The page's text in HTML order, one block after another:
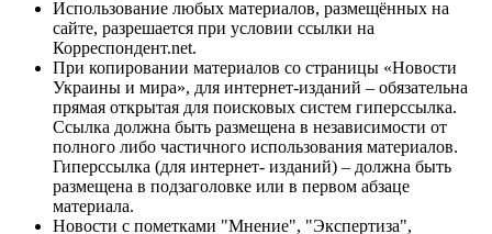
Использование любых материалов, размещённых на
сайте, разрешается при условии ссылки на
Корреспондент.net.
При копировании материалов со страницы «Новости
Украины и мира», для интернет-изданий – обязательна
прямая открытая для поисковых систем гиперссылка.
Ссылка должна быть размещена в независимости от
полного либо частичного использования материалов.
Гиперссылка (для интернет- изданий) – должна быть
размещена в подзаголовке или в первом абзаце
материала.
Новости с пометками "Мнение", "Экспертиза",